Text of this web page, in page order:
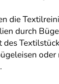
die
durch
des
oder